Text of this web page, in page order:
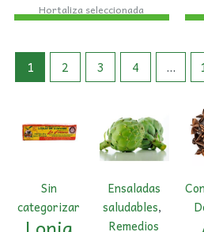
Hortaliza seleccionada
1 2 3 4 …
Sin
categorizar
Ensaladas
saludables,
Remedios